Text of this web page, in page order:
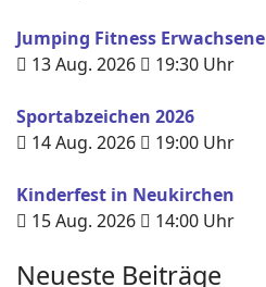
Jumping Fitness Erwachsene
13 Aug. 2026
19:30 Uhr
Sportabzeichen 2026
14 Aug. 2026
19:00 Uhr
Kinderfest in Neukirchen
15 Aug. 2026
14:00 Uhr
Neueste Beiträge